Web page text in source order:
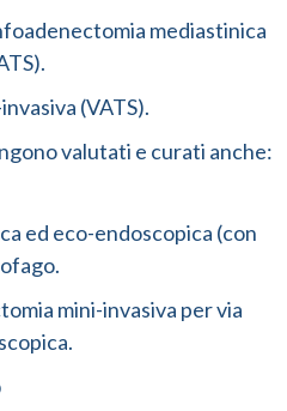
mediastinica
(VATS).
valutati e curati anche:
ed eco-endoscopica (con
mini-invasiva per via